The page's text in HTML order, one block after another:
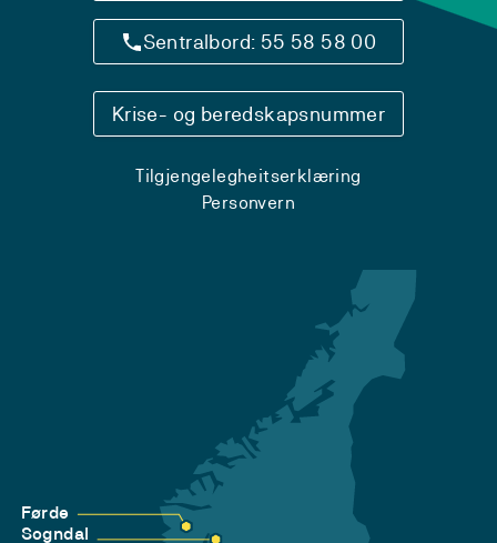
Sentralbord: 55 58 58 00
Krise- og beredskapsnummer
Tilgjengelegheitserklæring
Personvern
Førde
Sogndal